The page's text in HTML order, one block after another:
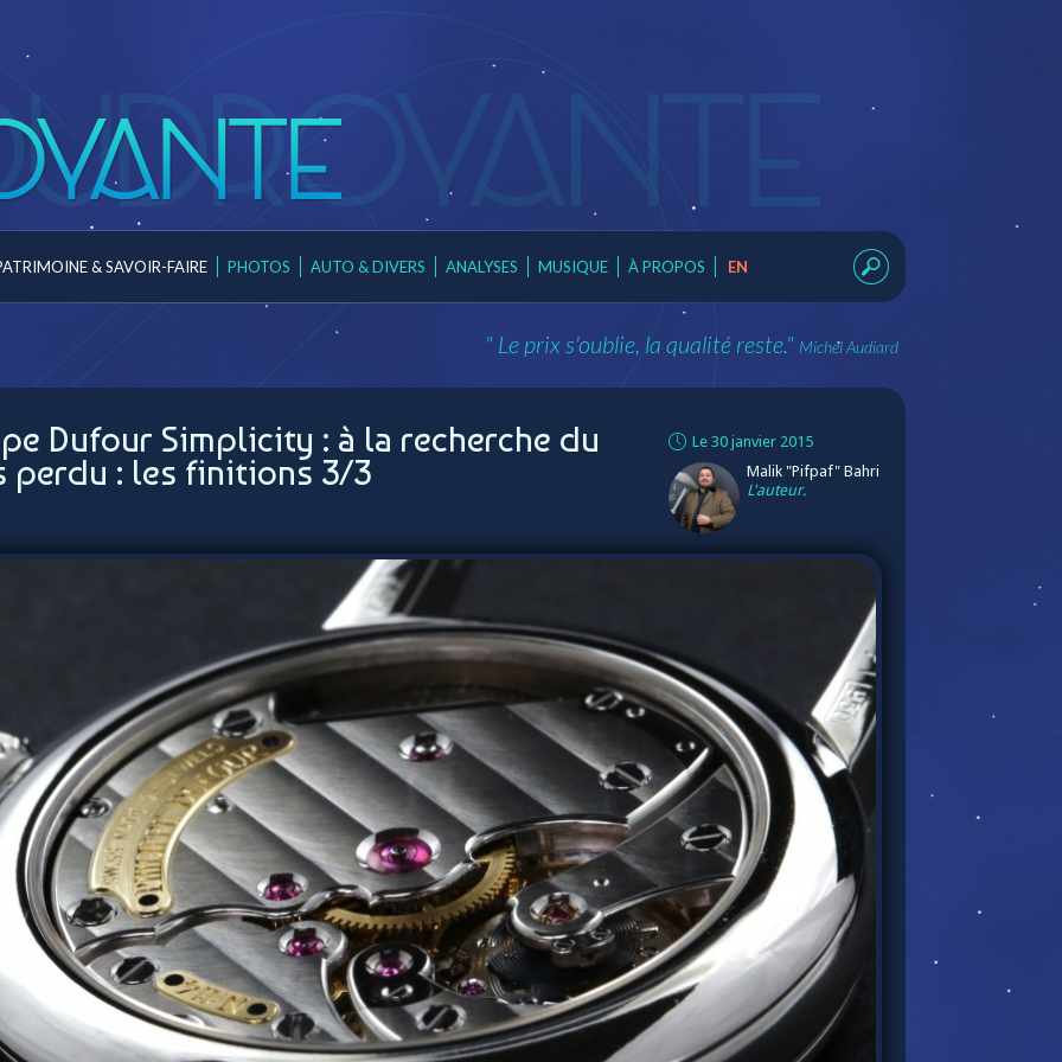
& SAVOIR-FAIRE PHOTOS AUTO & DIVERS ANALYSES MUSIQUE À PROPOS EN
" Le prix s'oublie, la qualité reste." Michel Audiard
Dufour Simplicity : à la recherche du
perdu : les finitions 3/3
Le 30 janvier 2015
Malik "Pifpaf" Bahri
L'auteur.